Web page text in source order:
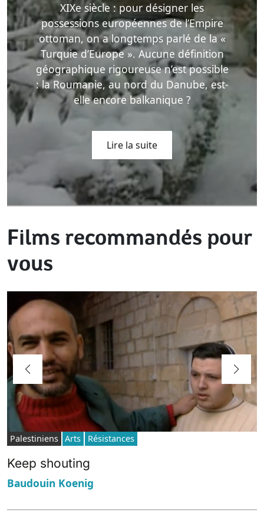
XIXe siècle : pour désigner les
possessions européennes de l’Empire
ottoman, on a longtemps parlé de la «
Turquie d’Europe ». Aucune définition
géographique rigoureuse n’est possible
: la Roumanie, au nord du Danube, est-
elle encore balkanique ?
Lire la suite
Films recommandés pour
vous
Palestiniens Arts Résistances
Keep shouting
Baudouin Koenig